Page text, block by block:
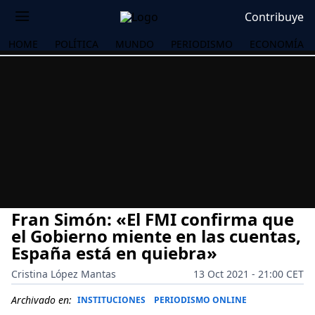
Contribuye
HOME POLÍTICA MUNDO PERIODISMO ECONOMÍA
Fran Simón: «El FMI confirma que
el Gobierno miente en las cuentas,
España está en quiebra»
Cristina López Mantas
13 Oct 2021 - 21:00 CET
Archivado en: INSTITUCIONES PERIODISMO ONLINE